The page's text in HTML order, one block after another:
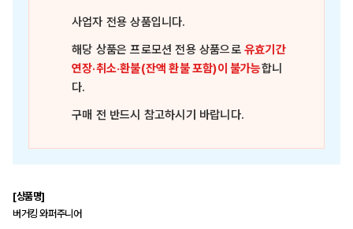
사업자 전용 상품입니다.
해당 상품은프로모션 전용 상품으로유효기간
연장·취소·환불(잔액 환불 포함)이 불가능합니
다.
구매 전 반드시 참고하시기 바랍니다.
[상품명]
버거킹 와퍼주니어